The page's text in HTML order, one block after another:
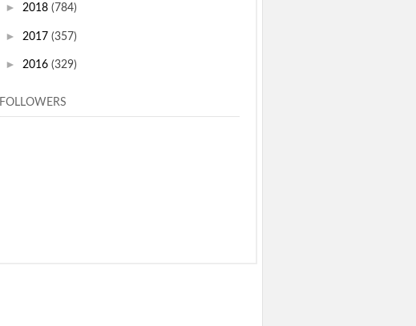
► 2018 (784)
► 2017 (357)
► 2016 (329)
FOLLOWERS